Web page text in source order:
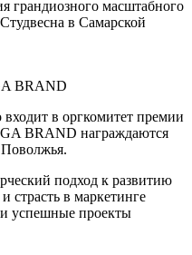
грандиозного масштабного
в Самарской
BRAND
в оргкомитет премии
BRAND награждаются
подход к развитию
страсть в маркетинге
успешные проекты